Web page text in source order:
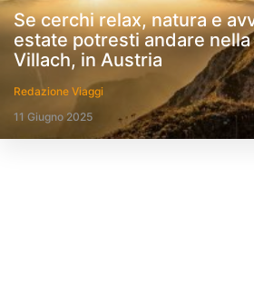
Se cerchi relax, natura e
estate potresti andare
Villach, in Austria
Redazione Viaggi
11 Giugno 2025